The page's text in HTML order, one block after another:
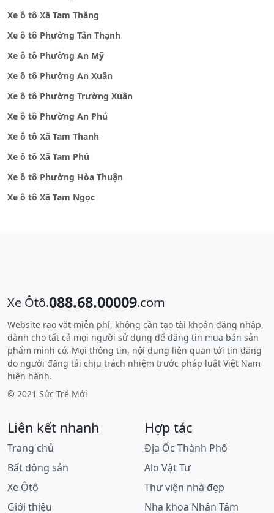
Xe ô tô Xã Tam Thăng
Xe ô tô Phường Tân Thạnh
Xe ô tô Phường An Mỹ
Xe ô tô Phường An Xuân
Xe ô tô Phường Trường Xuân
Xe ô tô Phường An Phú
Xe ô tô Xã Tam Thanh
Xe ô tô Xã Tam Phú
Xe ô tô Phường Hòa Thuận
Xe ô tô Xã Tam Ngọc
Xe Ôtô.088.68.00009.com
Website rao vặt miễn phí, không cần tạo tài khoản đăng nhập,
dành cho tất cả mọi người sử dụng để đăng tin mua bán sản
phẩm mình có. Mọi thông tin, nội dung liên quan tới tin đăng
do người đăng tải chịu trách nhiệm trước pháp luật Việt Nam
hiện hành.
© 2021 Sức Trẻ Mới
Liên kết nhanh
Trang chủ
Bất động sản
Xe Ôtô
Giới thiệu
Hợp tác
Địa Ốc Thành Phố
Alo Vật Tư
Thư viện nhà đẹp
Nha khoa Nhân Tâm